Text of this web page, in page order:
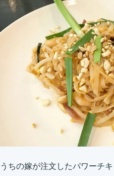
うちの嫁が注文したパワーチ